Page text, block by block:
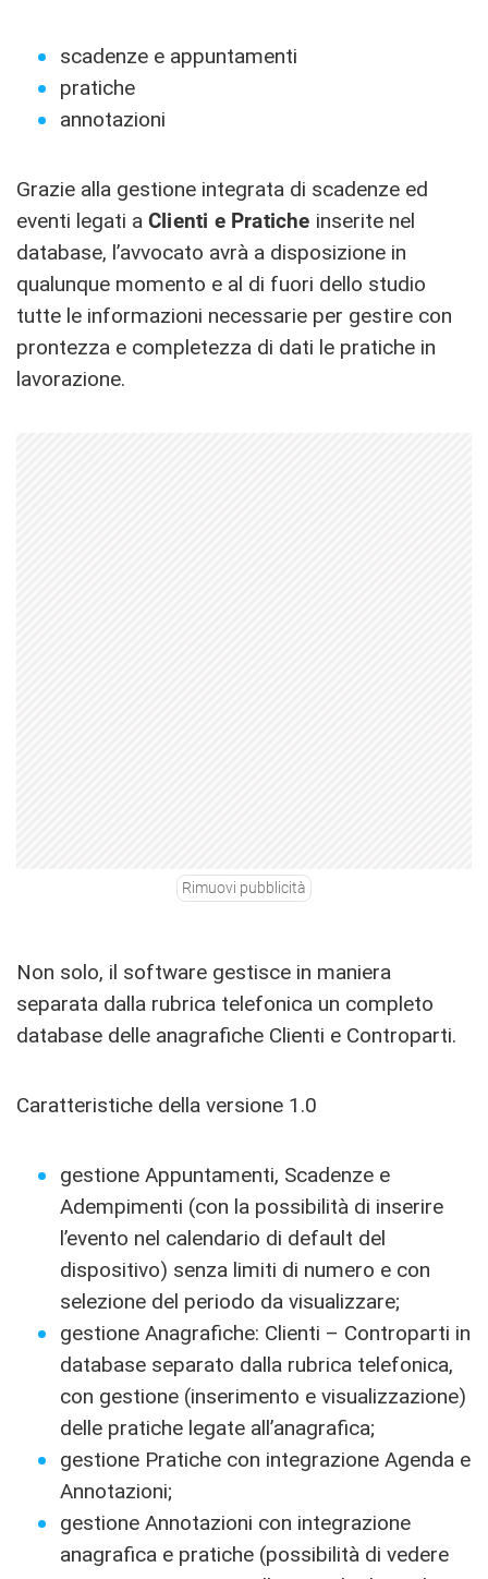
scadenze e appuntamenti
pratiche
annotazioni
Grazie alla gestione integrata di scadenze ed
eventi legati a Clienti e Pratiche inserite nel
database, l’avvocato avrà a disposizione in
qualunque momento e al di fuori dello studio
tutte le informazioni necessarie per gestire con
prontezza e completezza di dati le pratiche in
lavorazione.
Rimuovi pubblicità
Non solo, il software gestisce in maniera
separata dalla rubrica telefonica un completo
database delle anagrafiche Clienti e Controparti.
Caratteristiche della versione 1.0
gestione Appuntamenti, Scadenze e
Adempimenti (con la possibilità di inserire
l’evento nel calendario di default del
dispositivo) senza limiti di numero e con
selezione del periodo da visualizzare;
gestione Anagrafiche: Clienti – Controparti in
database separato dalla rubrica telefonica,
con gestione (inserimento e visualizzazione)
delle pratiche legate all’anagrafica;
gestione Pratiche con integrazione Agenda e
Annotazioni;
gestione Annotazioni con integrazione
anagrafica e pratiche (possibilità di vedere